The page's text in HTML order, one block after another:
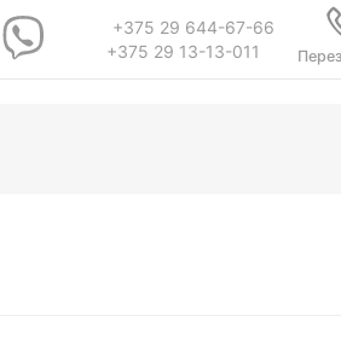
+375 29 644-67-66
+375 29 13-13-011